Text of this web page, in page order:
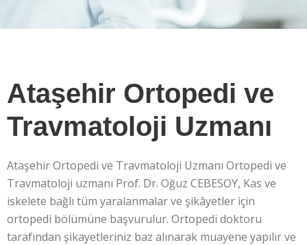
Ataşehir Ortopedi ve
Travmatoloji Uzmanı
Ataşehir Ortopedi ve Travmatoloji Uzmanı Ortopedi ve
Travmatoloji uzmanı Prof. Dr. Oğuz CEBESOY, Kas ve
iskelete bağlı tüm yaralanmalar ve şikâyetler için
ortopedi bölümüne başvurulur. Ortopedi doktoru
tarafından şikayetleriniz baz alınarak muayene yapılır ve